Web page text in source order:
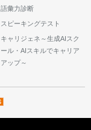
語彙力診断
スピーキングテスト
キャリジェネ～生成AIスク
ール・AIスキルでキャリア
アップ～